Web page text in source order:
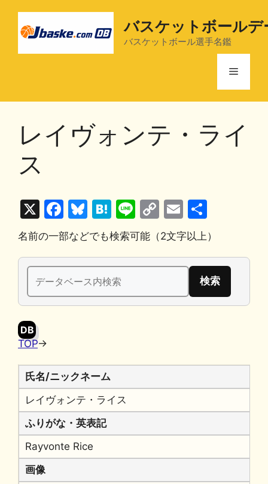
バスケットボールデ
バスケットボール選手名鑑
メ
レイヴォンテ・ライ
ス
X
F
a
c
e
b
o
Bl
u
e
s
k
y
H
at
e
n
a
Li
n
e
C
o
p
y
n
E
m
ai
l
有
名前の一部などでも検索可能（2文字以上）
検
索:
DB
TOP→
氏名/ニックネーム
レイヴォンテ・ライス
ふりがな・英表記
Rayvonte Rice
画像